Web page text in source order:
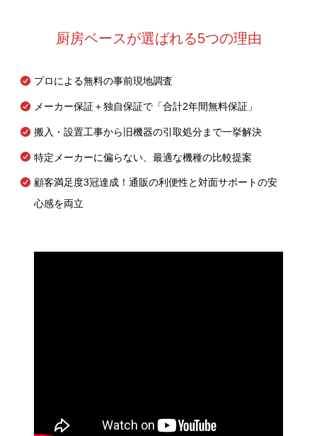
厨房ベースが選ばれる5つの理由
プロによる無料の事前現地調査
メーカー保証＋独自保証で「合計2年間無料保証」
搬入・設置工事から旧機器の引取処分まで一挙解決
特定メーカーに偏らない、最適な機種の比較提案
顧客満足度3冠達成！通販の利便性と対面サポートの安
心感を両立